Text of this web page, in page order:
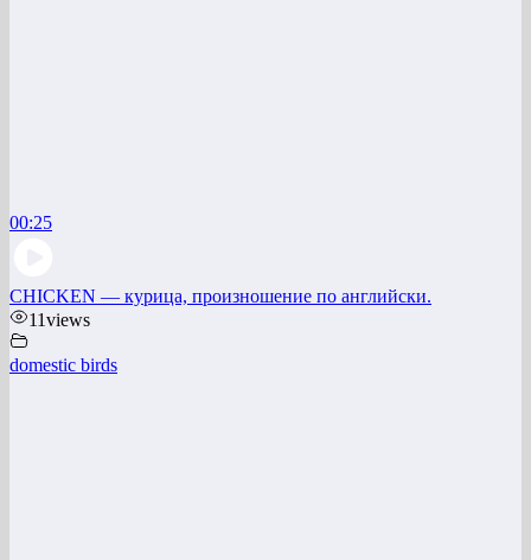
00:25
CHICKEN — курица, произношение по английски.
11views
domestic birds